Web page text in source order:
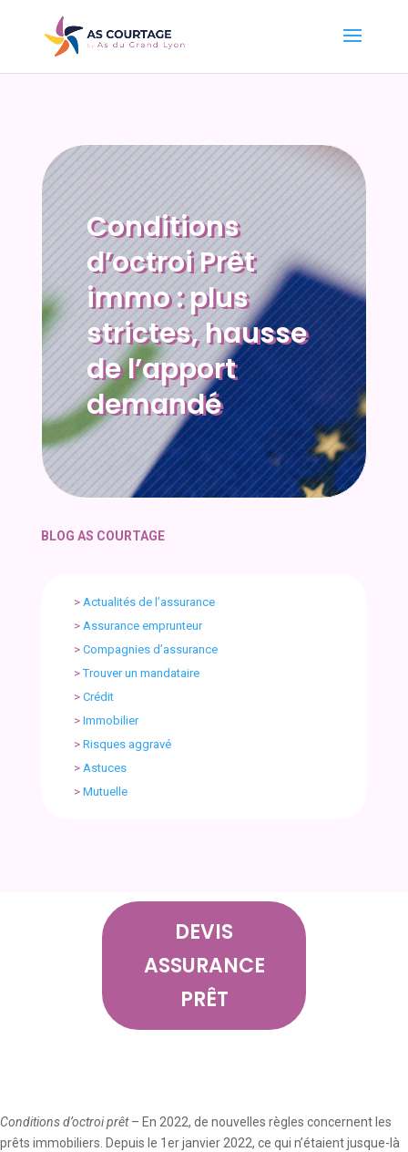
Conditions
d’octroi Prêt
immo : plus
strictes, hausse
de l’apport
demandé
BLOG AS COURTAGE
> Actualités de l’assurance
> Assurance emprunteur
> Compagnies d’assurance
>Trouver un mandataire
> Crédit
> Immobilier
> Risques aggravé
> Astuces
> Mutuelle
DEVIS
ASSURANCE
PRÊT
Conditions d’octroi prêt– En 2022, de nouvelles règles concernent les
prêts immobiliers. Depuis le 1er janvier 2022, ce qui n’étaient jusque-là